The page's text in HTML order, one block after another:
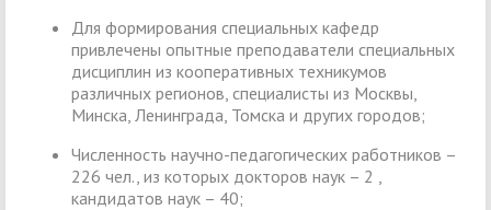
Для формирования специальных кафедр
привлечены опытные преподаватели специальных
дисциплин из кооперативных техникумов
различных регионов, специалисты из Москвы,
Минска, Ленинграда, Томска и других городов;
Численность научно-педагогических работников –
226 чел., из которых докторов наук – 2 ,
кандидатов наук – 40;